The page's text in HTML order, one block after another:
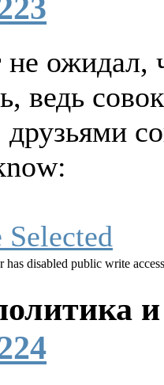
не ожидал,
ведь
has disabled public write